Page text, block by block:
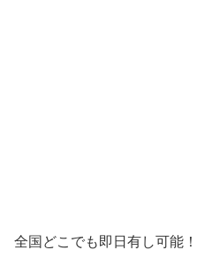
全国どこでも即日有し可能